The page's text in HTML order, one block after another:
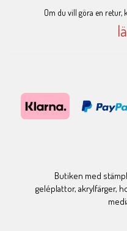
Om du vill göra en retur,
Butiken med
geléplattor, akrylfärger,